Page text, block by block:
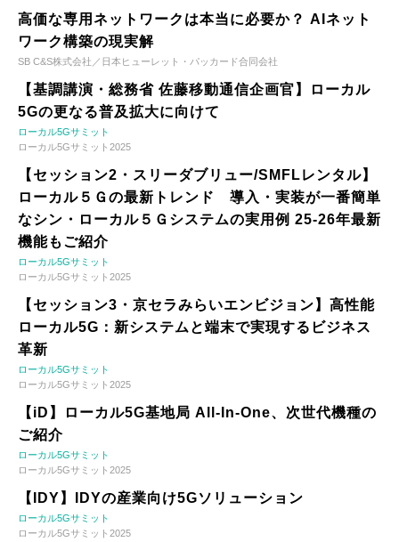
高価な専用ネットワークは本当に必要か？ AIネット
ワーク構築の現実解
SB C&S株式会社／日本ヒューレット・パッカード合同会社
【基調講演・総務省 佐藤移動通信企画官】ローカル
5Gの更なる普及拡大に向けて
ローカル5Gサミット
ローカル5Gサミット2025
【セッション2・スリーダブリュー/SMFLレンタル】
ローカル５Ｇの最新トレンド 導入・実装が一番簡単
なシン・ローカル５Ｇシステムの実用例 25-26年最新
機能もご紹介
ローカル5Gサミット
ローカル5Gサミット2025
【セッション3・京セラみらいエンビジョン】高性能
ローカル5G：新システムと端末で実現するビジネス
革新
ローカル5Gサミット
ローカル5Gサミット2025
【iD】ローカル5G基地局 All-In-One、次世代機種の
ご紹介
ローカル5Gサミット
ローカル5Gサミット2025
【IDY】IDYの産業向け5Gソリューション
ローカル5Gサミット
ローカル5Gサミット2025